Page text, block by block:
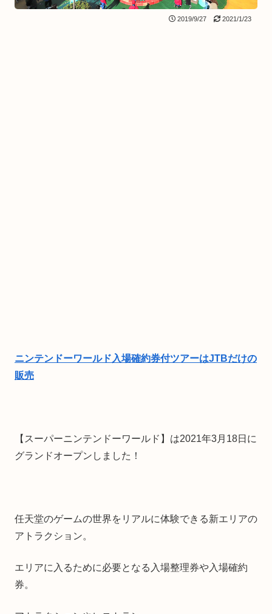
2019/9/27 2021/1/23
ニンテンドーワールド入場確約券付ツアーはJTBだけの
販売
【スーパーニンテンドーワールド】は2021年3月18日に
グランドオープンしました！
任天堂のゲームの世界をリアルに体験できる新エリアの
アトラクション。
エリアに入るために必要となる入場整理券や入場確約
券。